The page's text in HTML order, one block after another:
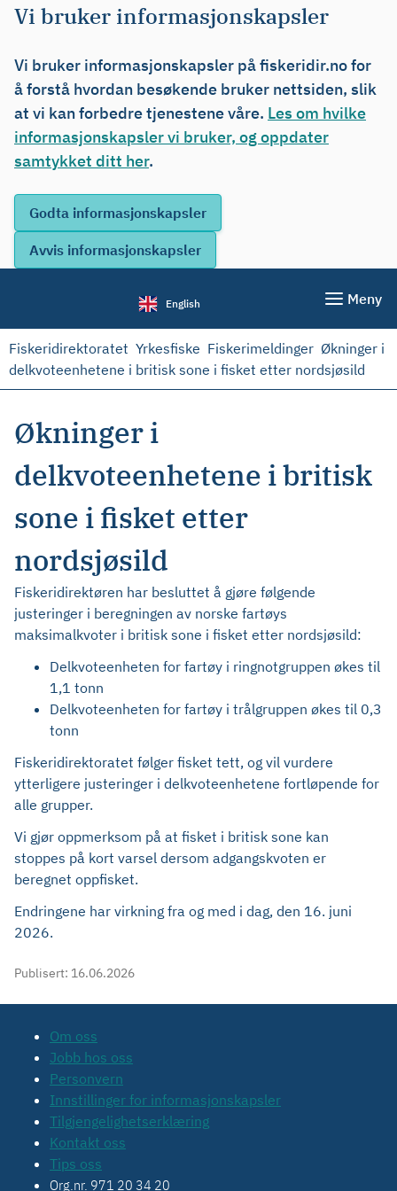
Vi bruker informasjonskapsler
Vi bruker informasjonskapsler på fiskeridir.no for
å forstå hvordan besøkende bruker nettsiden, slik
at vi kan forbedre tjenestene våre. Les om hvilke
informasjonskapsler vi bruker, og oppdater
samtykket ditt her.
English Meny
Fiskeridirektoratet Yrkesfiske Fiskerimeldinger Økninger i
delkvoteenhetene i britisk sone i fisket etter nordsjøsild
Økninger i
delkvoteenhetene i britisk
sone i fisket etter
nordsjøsild
Fiskeridirektøren har besluttet å gjøre følgende
justeringer i beregningen av norske fartøys
maksimalkvoter i britisk sone i fisket etter nordsjøsild:
Delkvoteenheten for fartøy i ringnotgruppen økes til
1,1 tonn
Delkvoteenheten for fartøy i trålgruppen økes til 0,3
tonn
Fiskeridirektoratet følger fisket tett, og vil vurdere
ytterligere justeringer i delkvoteenhetene fortløpende for
alle grupper.
Vi gjør oppmerksom på at fisket i britisk sone kan
stoppes på kort varsel dersom adgangskvoten er
beregnet oppfisket.
Endringene har virkning fra og med i dag, den 16. juni
2026.
Publisert: 16.06.2026
Om oss
Jobb hos oss
Personvern
Innstillinger for informasjonskapsler
Tilgjengelighetserklæring
Kontakt oss
Tips oss
Org.nr. 971 20 34 20